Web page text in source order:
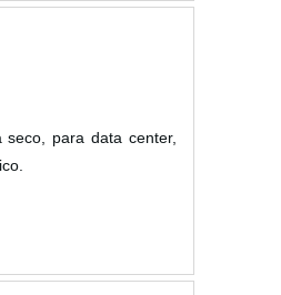
para data center,